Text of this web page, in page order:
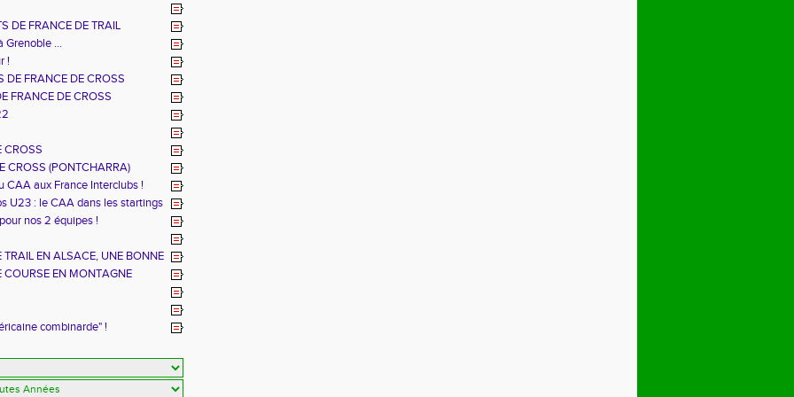
DE FRANCE DE TRAIL
Grenoble ...
!
DE FRANCE DE CROSS
FRANCE DE CROSS
CROSS
CROSS (PONTCHARRA)
CAA aux France Interclubs !
U23 : le CAA dans les startings
nos 2 équipes !
EN ALSACE, UNE BONNE
EN MONTAGNE
combinarde" !